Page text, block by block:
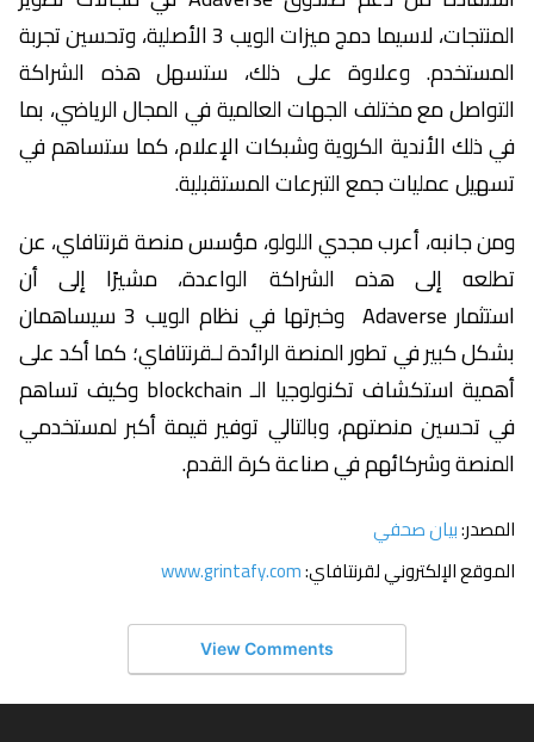
المنتجات، لاسيما دمج ميزات الويب 3 الأصلية، وتحسين تجربة
المستخدم. وعلاوة على ذلك، ستسهل هذه الشراكة
التواصل مع مختلف الجهات العالمية في المجال الرياضي، بما
في ذلك الأندية الكروية وشبكات الإعلام، كما ستساهم في
تسهيل عمليات جمع التبرعات المستقبلية.
ومن جانبه، أعرب مجدي اللولو، مؤسس منصة قرنتافاي، عن
تطلعه إلى هذه الشراكة الواعدة، مشيرًا إلى أن
استثمار Adaverse وخبرتها في نظام الويب 3 سيساهمان
بشكل كبير في تطور المنصة الرائدة لـقرنتافاي؛ كما أكد على
أهمية استكشاف تكنولوجيا الـ blockchain وكيف تساهم
في تحسين منصتهم، وبالتالي توفير قيمة أكبر لمستخدمي
المنصة وشركائهم في صناعة كرة القدم.
المصدر:بيان صحفي
الموقع الإلكتروني لقرنتافاي:www.grintafy.com
View Comments